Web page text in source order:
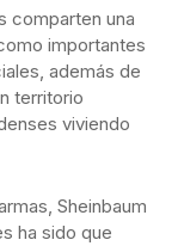
comparten una
importantes
además de
territorio
viviendo
Sheinbaum
ha sido que